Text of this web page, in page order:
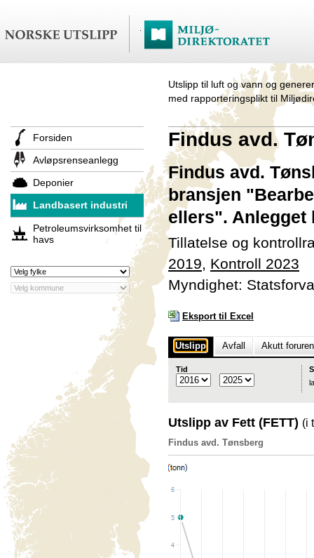
Utslipp til luft og vann og
med rapporteringsplikt til
Forsiden
Avløpsrenseanlegg
Deponier
Landbasert industri
Petroleumsvirksomhet til
havs
Findus avd.
Findus avd.
bransjen
ellers". Anlegget
Tillatelse og
2019, Kontroll 2023
Myndighet:
Eksport til Excel
Utslipp Avfall Akutt
Tid
Utslipp av Fett (FETT) (i
Findus avd. Tønsberg